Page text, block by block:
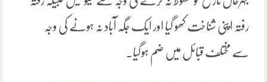
رفتہ اپنی شناخت کھو گیا اور ایک جگہ آباد نہ ہونے کی وجہ
سے مختلف قبائل میں ضم ہوگیا.